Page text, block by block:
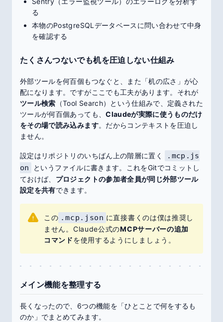
る
本物のPostgreSQLデータベースに問い合わせて中身
を確認する
たくさんつないでも机を圧迫しない仕組み
外部ツールを何百個もつなぐと、また「机の広さ」が心
配になります。ですがここでも工夫があります。それが
ツール検索 （Tool Search）という仕組みで、定義された
ツールが何百個あっても、Claudeが実際に使うものだけ
をその場で読み込みます。だからコンテキストを圧迫し
ません。
設定はリポジトリのいちばん上の階層に置く
.mcp.js
on
というファイルに書きます。これをGitでコミットし
ておけば、 プロジェクトの参加者全員が同じ外部ツール
設定を共有できます。
この .mcp.json に直接書くのは僕は推奨し
ません。Claude公式のMCPサーバーの追加
コマンドを使用するようにしましょう。
メイン機能を整理する
長くなったので、6つの機能を「ひとことで何をするも
のか」でまとめてみます。